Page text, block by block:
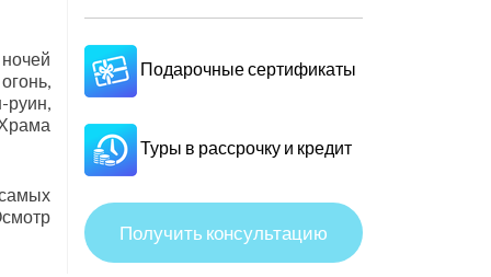
Подарочные сертификаты
Туры в рассрочку и кредит
Получить консультацию